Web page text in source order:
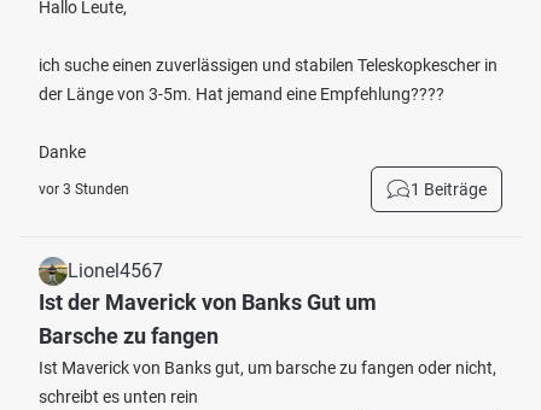
Hallo Leute,
ich suche einen zuverlässigen und stabilen Teleskopkescher in
der Länge von 3-5m. Hat jemand eine Empfehlung????
Danke
vor 3 Stunden 1 Beiträge
Lionel4567
Ist der Maverick von Banks Gut um
Barsche zu fangen
Ist Maverick von Banks gut, um barsche zu fangen oder nicht,
schreibt es unten rein